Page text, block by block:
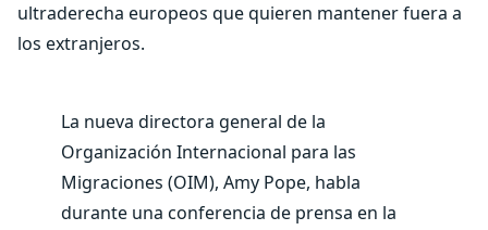
ultraderecha europeos que quieren mantener fuera a
los extranjeros.
La nueva directora general de la
Organización Internacional para las
Migraciones (OIM), Amy Pope, habla
durante una conferencia de prensa en la